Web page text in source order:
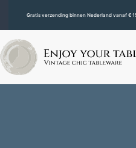
Gratis verzending binnen Nederland vanaf €